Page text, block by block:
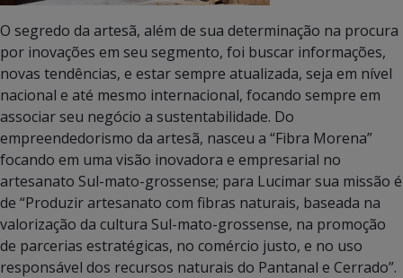
O segredo da artesã, além de sua determinação na procura
por inovações em seu segmento, foi buscar informações,
novas tendências, e estar sempre atualizada, seja em nível
nacional e até mesmo internacional, focando sempre em
associar seu negócio a sustentabilidade. Do
empreendedorismo da artesã, nasceu a “Fibra Morena”
focando em uma visão inovadora e empresarial no
artesanato Sul-mato-grossense; para Lucimar sua missão é
de “Produzir artesanato com fibras naturais, baseada na
valorização da cultura Sul-mato-grossense, na promoção
de parcerias estratégicas, no comércio justo, e no uso
responsável dos recursos naturais do Pantanal e Cerrado”.